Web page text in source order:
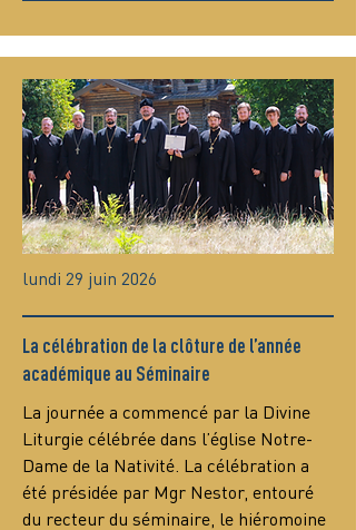
lundi 29 juin 2026
La célébration de la clôture de l’année
académique au Séminaire
La journée a commencé par la Divine
Liturgie célébrée dans l’église Notre-
Dame de la Nativité. La célébration a
été présidée par Mgr Nestor, entouré
du recteur du séminaire, le hiéromoine